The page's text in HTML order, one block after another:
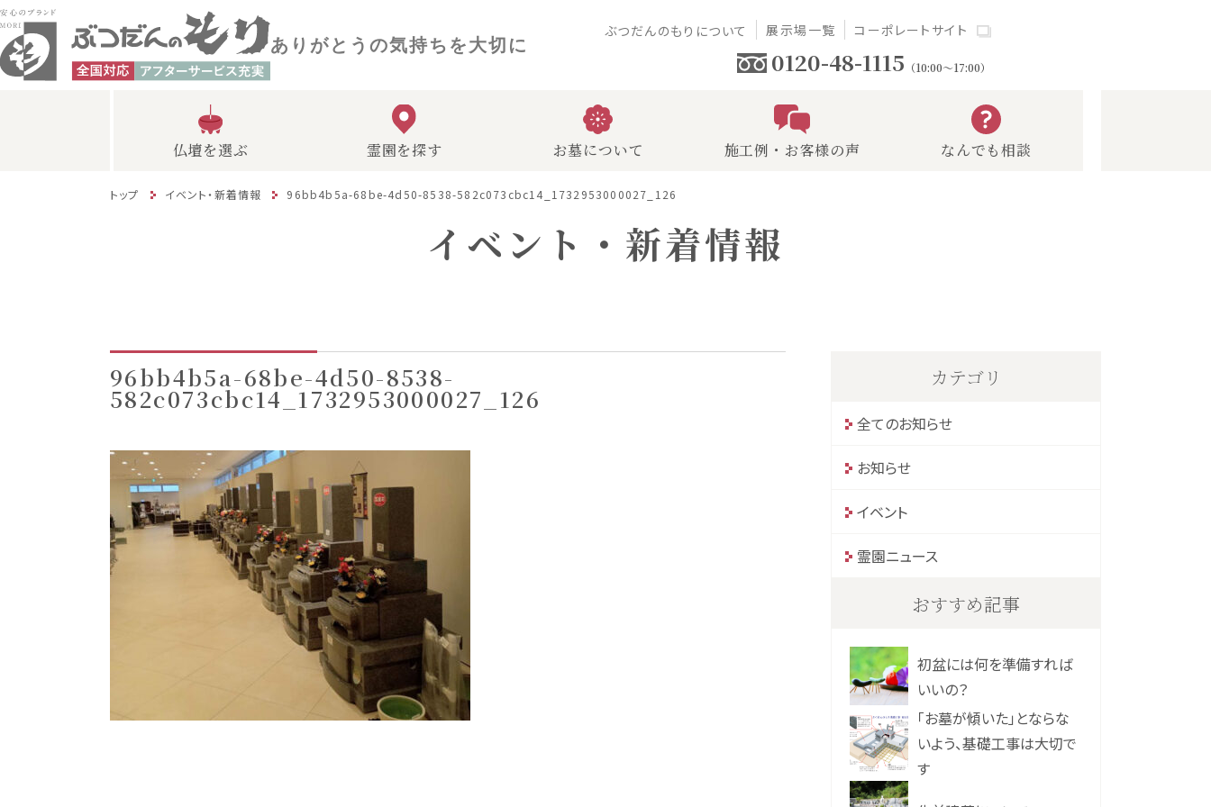
ありがとうの気持ちを大切に
ぶつだんのもりについて 展示場一覧 コーポレートサイト
0120-48-1115 （10:00～17:00）
仏壇を選ぶ 霊園を探す お墓について 施工例・お客様の声 なんでも相談
トップ イベント・新着情報 96bb4b5a-68be-4d50-8538-582c073cbc14_1732953000027_126
イベント・新着情報
96bb4b5a-68be-4d50-8538-
582c073cbc14_1732953000027_126
カテゴリ
全てのお知らせ
お知らせ
イベント
霊園ニュース
おすすめ記事
初盆には何を準備すれば
いいの？
「お墓が傾いた」とならな
いよう、基礎工事は大切で
す